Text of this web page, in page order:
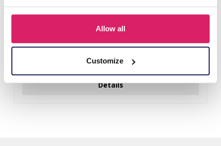
Allow all
Customize
Z-E2.3 LED Foam Sticks -Multi Color 47x3.5cm
Login voor prijzen
Details